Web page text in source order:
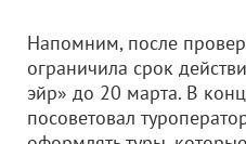
Напомним, после
ограничила срок
эйр» до 20 марта. В
посоветовал